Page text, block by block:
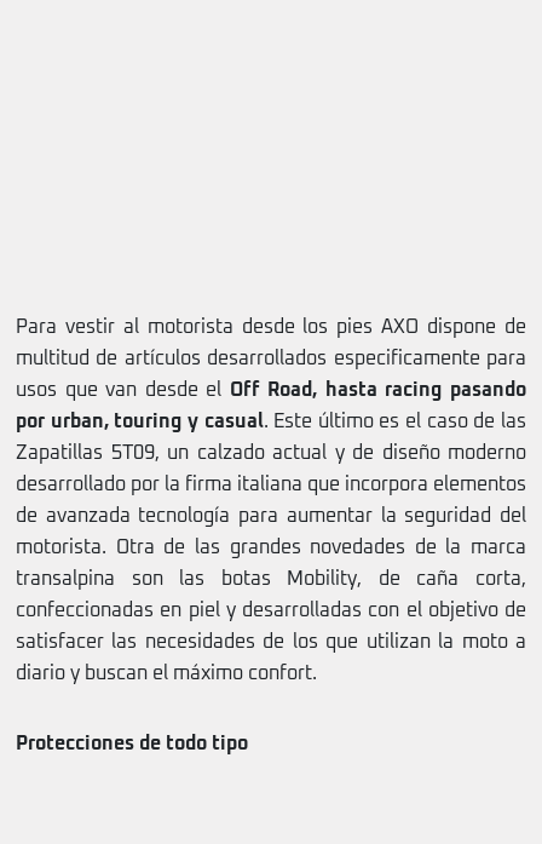
Para vestir al motorista desde los pies AXO dispone de
multitud de artículos desarrollados especificamente para
usos que van desde el Off Road, hasta racing pasando
por urban, touring y casual. Este último es el caso de las
Zapatillas 5T09, un calzado actual y de diseño moderno
desarrollado por la firma italiana que incorpora elementos
de avanzada tecnología para aumentar la seguridad del
motorista. Otra de las grandes novedades de la marca
transalpina son las botas Mobility, de caña corta,
confeccionadas en piel y desarrolladas con el objetivo de
satisfacer las necesidades de los que utilizan la moto a
diario y buscan el máximo confort.
Protecciones de todo tipo